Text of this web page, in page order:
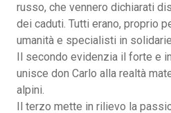
russo, che vennero dichiarati
dei caduti. Tutti erano, proprio
umanità e specialisti in
Il secondo evidenzia il forte e
unisce don Carlo alla realtà
alpini.
Il terzo mette in rilievo la